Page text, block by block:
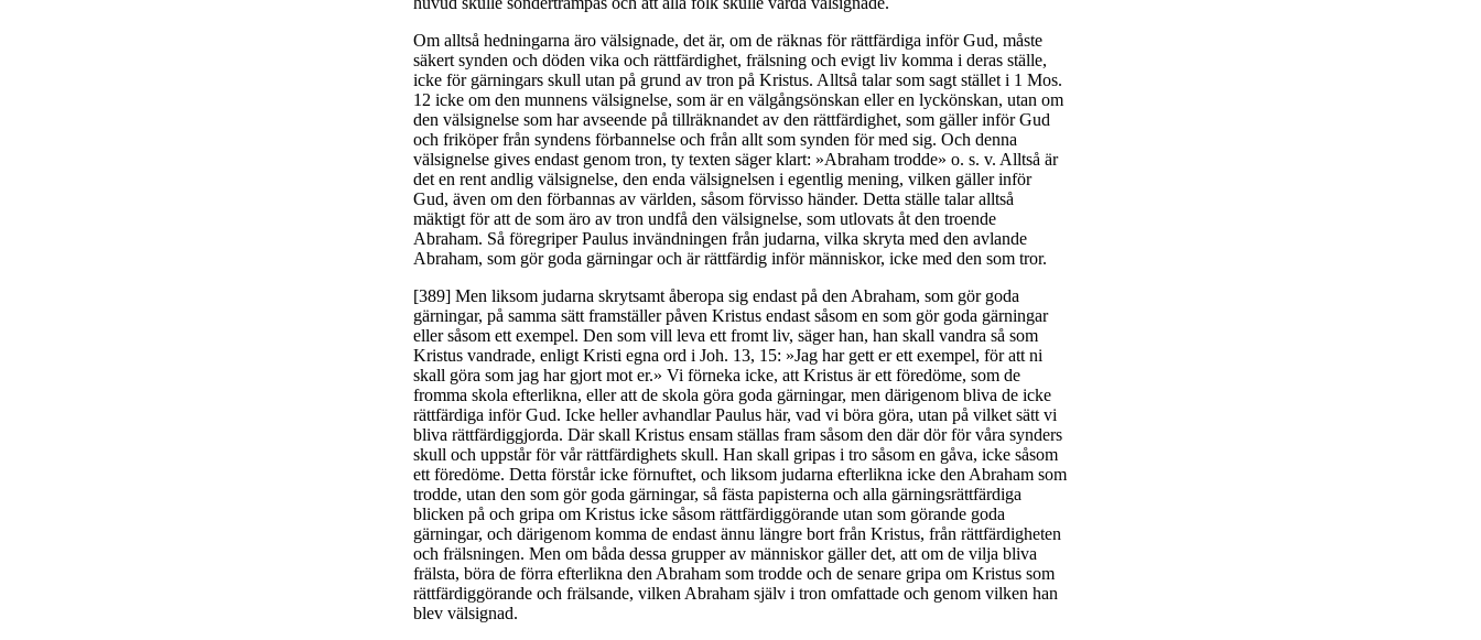
Om alltså hedningarna äro välsignade, det är, om de räknas för rättfärdiga inför Gud, måste
säkert synden och döden vika och rättfärdighet, frälsning och evigt liv komma i deras ställe,
icke för gärningars skull utan på grund av tron på Kristus. Alltså talar som sagt stället i 1 Mos.
12 icke om den munnens välsignelse, som är en välgångsönskan eller en lyckönskan, utan om
den välsignelse som har avseende på tillräknandet av den rättfärdighet, som gäller inför Gud
och friköper från syndens förbannelse och från allt som synden för med sig. Och denna
välsignelse gives endast genom tron, ty texten säger klart: »Abraham trodde» o. s. v. Alltså är
det en rent andlig välsignelse, den enda välsignelsen i egentlig mening, vilken gäller inför
Gud, även om den förbannas av världen, såsom förvisso händer. Detta ställe talar alltså
mäktigt för att de som äro av tron undfå den välsignelse, som utlovats åt den troende
Abraham. Så föregriper Paulus invändningen från judarna, vilka skryta med den avlande
Abraham, som gör goda gärningar och är rättfärdig inför människor, icke med den som tror.
[389] Men liksom judarna skrytsamt åberopa sig endast på den Abraham, som gör goda
gärningar, på samma sätt framställer påven Kristus endast såsom en som gör goda gärningar
eller såsom ett exempel. Den som vill leva ett fromt liv, säger han, han skall vandra så som
Kristus vandrade, enligt Kristi egna ord i Joh. 13, 15: »Jag har gett er ett exempel, för att ni
skall göra som jag har gjort mot er.» Vi förneka icke, att Kristus är ett föredöme, som de
fromma skola efterlikna, eller att de skola göra goda gärningar, men därigenom bliva de icke
rättfärdiga inför Gud. Icke heller avhandlar Paulus här, vad vi böra göra, utan på vilket sätt vi
bliva rättfärdiggjorda. Där skall Kristus ensam ställas fram såsom den där dör för våra synders
skull och uppstår för vår rättfärdighets skull. Han skall gripas i tro såsom en gåva, icke såsom
ett föredöme. Detta förstår icke förnuftet, och liksom judarna efterlikna icke den Abraham som
trodde, utan den som gör goda gärningar, så fästa papisterna och alla gärningsrättfärdiga
blicken på och gripa om Kristus icke såsom rättfärdiggörande utan som görande goda
gärningar, och därigenom komma de endast ännu längre bort från Kristus, från rättfärdigheten
och frälsningen. Men om båda dessa grupper av människor gäller det, att om de vilja bliva
frälsta, böra de förra efterlikna den Abraham som trodde och de senare gripa om Kristus som
rättfärdiggörande och frälsande, vilken Abraham själv i tron omfattade och genom vilken han
blev välsignad.